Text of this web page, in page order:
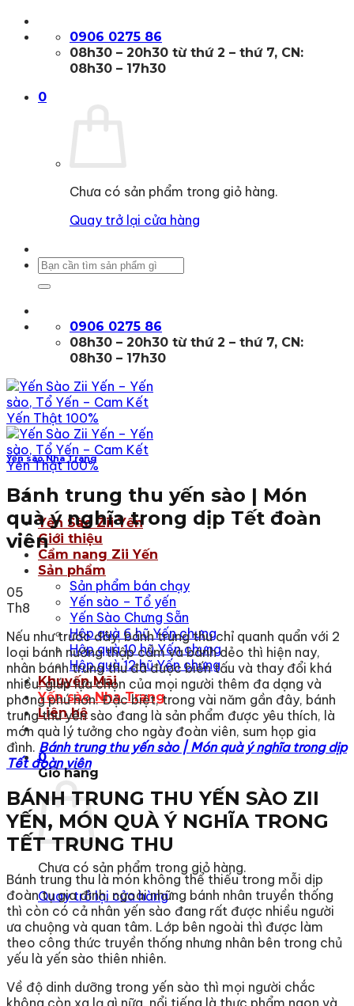
qua
0906 0275 86
08h30 – 20h30 từ thứ 2 – thứ 7, CN:
08h30 – 17h30
0
Chưa có sản phẩm trong giỏ hàng.
Quay trở lại cửa hàng
Tìm
0906 0275 86
08h30 – 20h30 từ thứ 2 – thứ 7, CN:
08h30 – 17h30
Yến Sào Zii Yến
Giới thiệu
Cẩm nang Zii Yến
Sản phẩm
Sản phẩm bán chạy
Yến sào – Tổ yến
Yến Sào Chưng Sẵn
Hộp quà 6 hũ Yến chưng
Hộp quà 10 hũ Yến chưng
Hộp quà 12 hũ Yến chưng
Khuyến Mãi
Yến sào Nha Trang
Liên hệ
0
Giỏ hàng
Chưa có sản phẩm trong giỏ hàng.
Quay trở lại cửa hàng
Yến sào Nha Trang
Bánh trung thu yến sào | Món
quà ý nghĩa trong dịp Tết đoàn
viên
05
Th8
Nếu như trước đây, bánh trung thu chỉ quanh quẩn với 2
loại bánh nướng thập cẩm và bánh dẻo thì hiện nay,
nhân bánh trung thu đã được biến tấu và thay đổi khá
nhiều, giúp lựa chọn của mọi người thêm đa dạng và
phong phú hơn. Đặc biệt, trong vài năm gần đây, bánh
trung thu yến sào đang là sản phẩm được yêu thích, là
món quà lý tưởng cho ngày đoàn viên, sum họp gia
đình. Bánh trung thu yến sào | Món quà ý nghĩa trong dịp
Tết đoàn viên
BÁNH TRUNG THU YẾN SÀO ZII
YẾN, MÓN QUÀ Ý NGHĨA TRONG
TẾT TRUNG THU
Bánh trung thu là món không thể thiếu trong mỗi dịp
đoàn tụ gia đình, ngoài những bánh nhân truyền thống
thì còn có cả nhân yến sào đang rất được nhiều người
ưa chuộng và quan tâm. Lớp bên ngoài thì được làm
theo công thức truyền thống nhưng nhân bên trong chủ
yếu là yến sào thiên nhiên.
Về độ dinh dưỡng trong yến sào thì mọi người chắc
không còn xa lạ gì nữa, nổi tiếng là thực phẩm ngon và